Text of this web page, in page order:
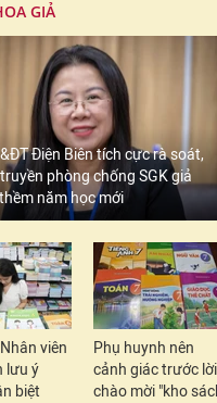
GIẢ
Điện Biên tích cực rà soát,
phòng chống SGK giả
năm học mới
viên
lưu ý
biệt
Phụ huynh nên
cảnh giác trước lời
chào mời "kho